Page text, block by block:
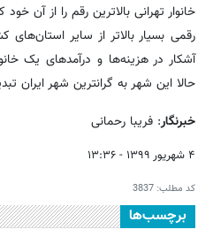
خانوار تهرانی بالاترین رقم را از آن
رقمی‌ بسیار بالاتر از سایر
آشکار در هزینه‌ها و درآمدهای یک
حالا این شهر به گرانترین‌ شهر ایران
خبرنگار: فریبا رحمانی
۴ شهریور ۱۳۹۹ - ۱۳:۳۶
کد مطلب: 3837
برچسب‌ها